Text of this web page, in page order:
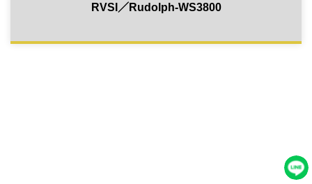
RVSI／Rudolph-WS3800